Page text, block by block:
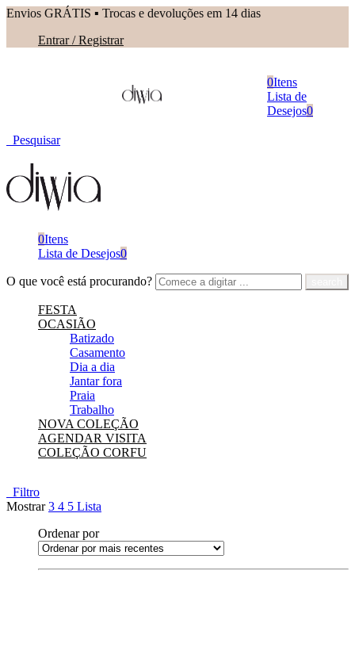
Envios GRÁTIS ▪︎ Trocas e devoluções em 14 dias
Entrar / Registrar
0Itens
Lista de
Desejos0
Pesquisar
0Itens
Lista de Desejos0
O que você está procurando?
FESTA
OCASIÃO
Batizado
Casamento
Dia a dia
Jantar fora
Praia
Trabalho
NOVA COLEÇÃO
AGENDAR VISITA
COLEÇÃO CORFU
Filtro
Mostrar3 4 5 Lista
Ordenar por